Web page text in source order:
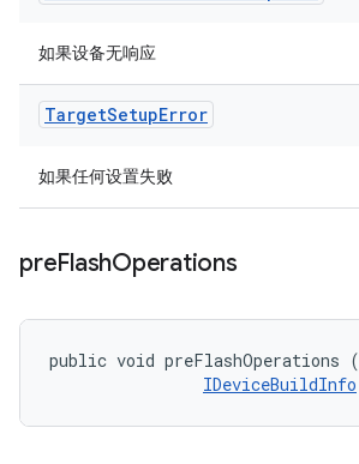
如果设备无响应
TargetSetupError
如果任何设置失败
preFlashOperations
public void preFlashOperations (
IDeviceBuildInfo